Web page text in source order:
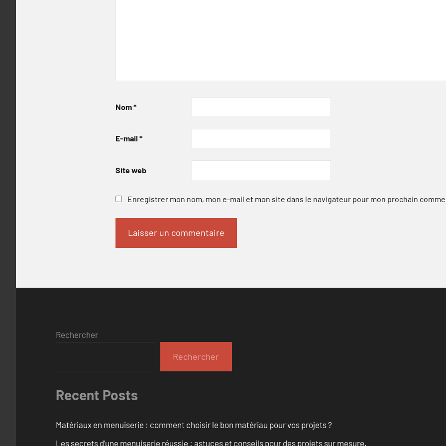
Nom*
E-mail *
Site web
Enregistrer mon nom, mon e-mail et mon site dans le navigateur pour mon prochain
Rechercher
Rechercher
Recent Posts
Matériaux en menuiserie : comment choisir le bon matériau pour vos projets ?
Les secrets d’une menuiserie réussie : astuces et conseils pour des projets sur mesure.